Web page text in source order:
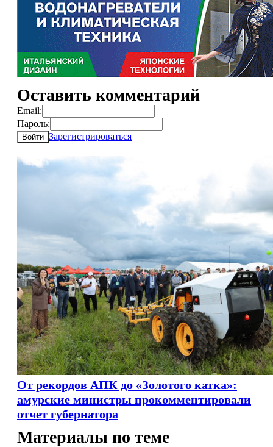
Оставить комментарий
Email:
Пароль:
Войти Зарегистрироваться
От рекордов АПК до «Золотого катка»:
амурские министры прокомментировали
отчет губернатора
Материалы по теме